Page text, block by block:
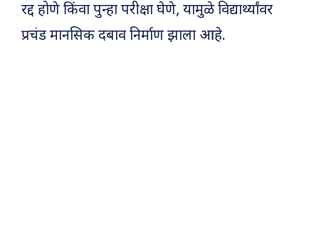
रद्द होणे किंवा पुन्हा परीक्षा घेणे, यामुळे विद्यार्थ्यांवर
प्रचंड मानसिक दबाव निर्माण झाला आहे.